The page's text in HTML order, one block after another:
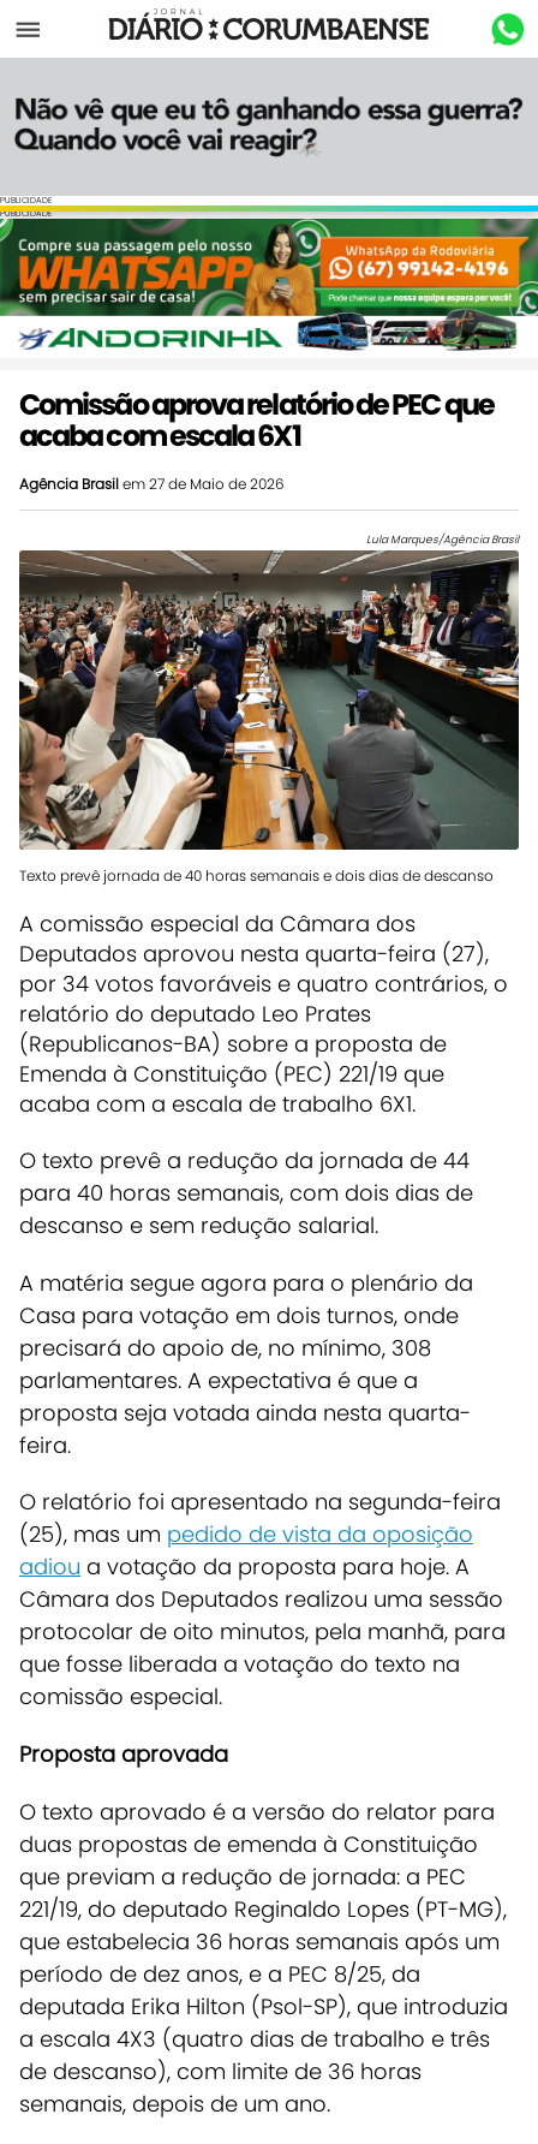
Menu
PUBLICIDADE
PUBLICIDADE
Comissão aprova relatório de PEC que
acaba com escala 6X1
Agência Brasilem 27 de Maio de 2026
Lula Marques/Agência Brasil
Texto prevê jornada de 40 horas semanais e dois dias de descanso
A comissão especial da Câmara dos
Deputados aprovou nesta quarta-feira (27),
por 34 votos favoráveis e quatro contrários, o
relatório do deputado Leo Prates
(Republicanos-BA) sobre a proposta de
Emenda à Constituição (PEC) 221/19 que
acaba com a escala de trabalho 6X1.
O texto prevê a redução da jornada de 44
para 40 horas semanais, com dois dias de
descanso e sem redução salarial.
A matéria segue agora para o plenário da
Casa para votação em dois turnos, onde
precisará do apoio de, no mínimo, 308
parlamentares. A expectativa é que a
proposta seja votada ainda nesta quarta-
feira.
O relatório foi apresentado na segunda-feira
(25), mas um pedido de vista da oposição
adiou a votação da proposta para hoje. A
Câmara dos Deputados realizou uma sessão
protocolar de oito minutos, pela manhã, para
que fosse liberada a votação do texto na
comissão especial.
Proposta aprovada
O texto aprovado é a versão do relator para
duas propostas de emenda à Constituição
que previam a redução de jornada: a PEC
221/19, do deputado Reginaldo Lopes (PT-MG),
que estabelecia 36 horas semanais após um
período de dez anos, e a PEC 8/25, da
deputada Erika Hilton (Psol-SP), que introduzia
a escala 4X3 (quatro dias de trabalho e três
de descanso), com limite de 36 horas
semanais, depois de um ano.